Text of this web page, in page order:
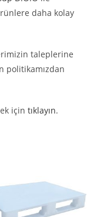
daha kolay
taleplerine
politikamızdan
için tıklayın.